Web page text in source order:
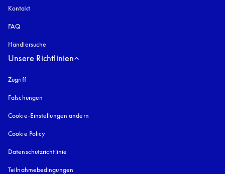
Kontakt
FAQ
Händlersuche
Unsere Richtlinien
Zugrifföffnet sich in einem neuen Tab
Fälschungen
Cookie-Einstellungen ändern
Cookie Policy
Datenschutzrichtlinie
Teilnahmebedingungen